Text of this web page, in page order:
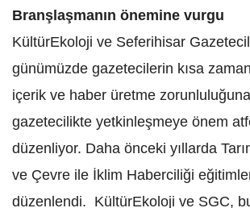
Branşlaşmanın önemine vurgu
KültürEkoloji ve Seferihisar
günümüzde gazetecilerin kısa
içerik ve haber üretme zorunluluğuna
gazetecilikte yetkinleşmeye önem
düzenliyor. Daha önceki yıllarda
ve Çevre ile İklim Haberciliği
düzenlendi. KültürEkoloji ve SGC,